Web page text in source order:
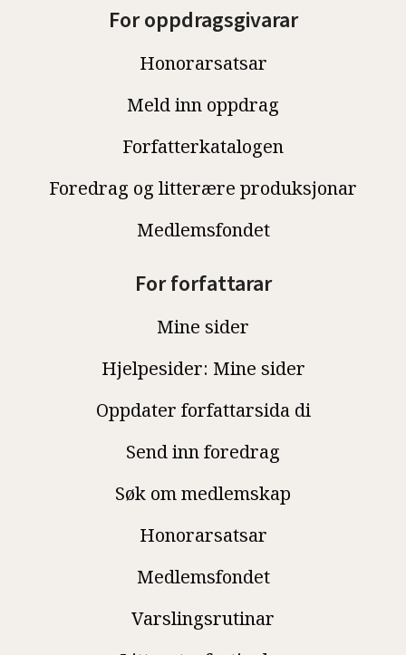
For oppdragsgivarar
Honorarsatsar
Meld inn oppdrag
Forfatterkatalogen
Foredrag og litterære produksjonar
Medlemsfondet
For forfattarar
Mine sider
Hjelpesider: Mine sider
Oppdater forfattarsida di
Send inn foredrag
Søk om medlemskap
Honorarsatsar
Medlemsfondet
Varslingsrutinar